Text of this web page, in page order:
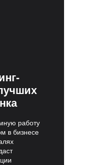
работу
в бизнесе